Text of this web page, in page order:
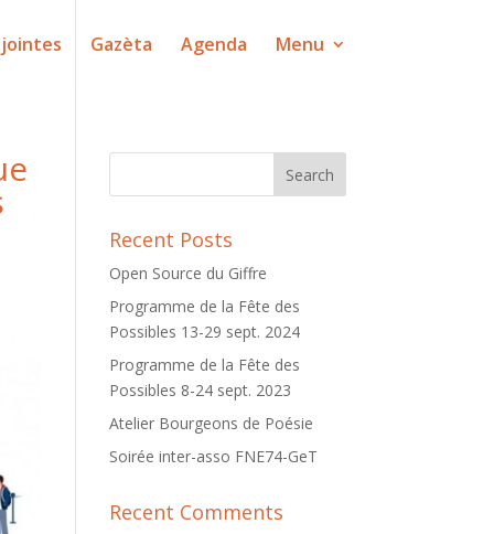
Gazèta Agenda Menu
Recent Posts
Open Source du Giffre
Programme de la Fête des
Possibles 13-29 sept. 2024
Programme de la Fête des
Possibles 8-24 sept. 2023
Atelier Bourgeons de Poésie
Soirée inter-asso FNE74-GeT
Recent Comments